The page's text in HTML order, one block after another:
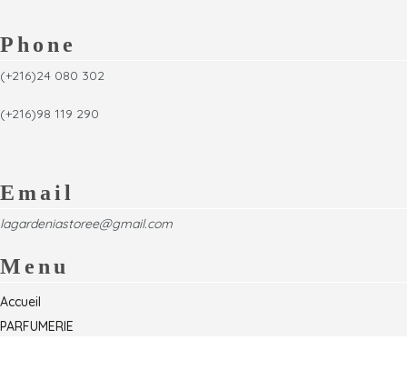
Phone
(+216)24 080 302
(+216)98 119 290
Email
lagardeniastoree@gmail.com
Menu
Accueil
PARFUMERIE